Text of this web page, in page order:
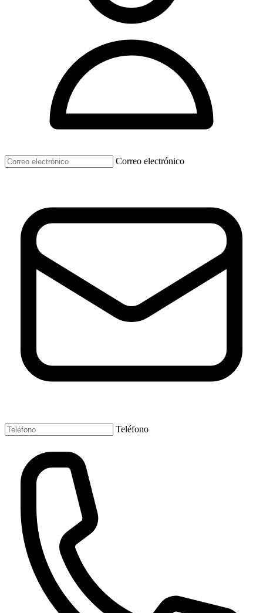
Correo electrónico
Teléfono